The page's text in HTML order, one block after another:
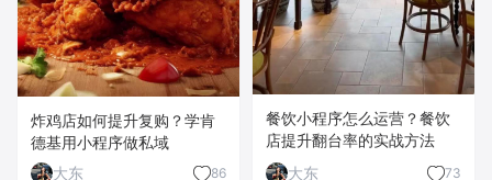
炸鸡店如何提升复购？学肯
德基用小程序做私域
大东
86
餐饮小程序怎么运营？餐饮
店提升翻台率的实战方法
大东
73